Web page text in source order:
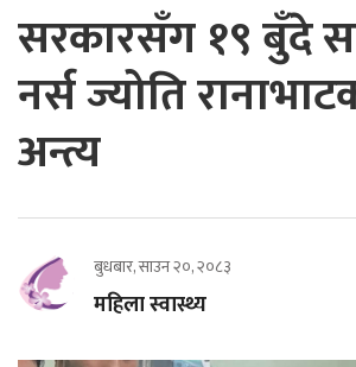
सरकारसँग १९ बुँदे
नर्स ज्योति
अन्त्य
बुधबार, साउन २०, २०८३
महिला स्वास्थ्य